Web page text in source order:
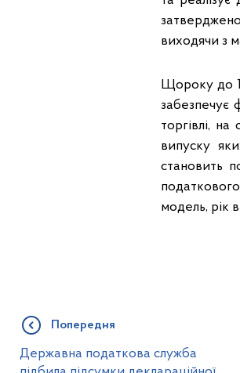
виходячи з
Щороку до 1
забезпечує
торгівлі,
випуску
становить
модель, рік
Попередня
Державна податкова служба